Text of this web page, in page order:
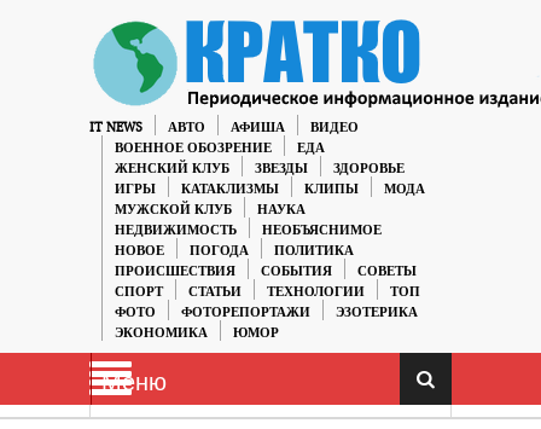
IT NEWS АВТО АФИША
ВИДЕО
ВОЕННОЕ ОБОЗРЕНИЕ
ЕДА
ЖЕНСКИЙ КЛУБ
ЗВЕЗДЫ
ЗДОРОВЬЕ
ИГРЫ
КАТАКЛИЗМЫ КЛИПЫ
МОДА
МУЖСКОЙ КЛУБ
НАУКА
НЕДВИЖИМОСТЬ
НЕОБЪЯСНИМОЕ
НОВОЕ
ПОГОДА
ПОЛИТИКА
ПРОИСШЕСТВИЯ
СОБЫТИЯ
СОВЕТЫ
СПОРТ
СТАТЬИ ТЕХНОЛОГИИ
ТОП
ФОТО
ФОТОРЕПОРТАЖИ
ЭЗОТЕРИКА
ЭКОНОМИКА
ЮМОР
Меню